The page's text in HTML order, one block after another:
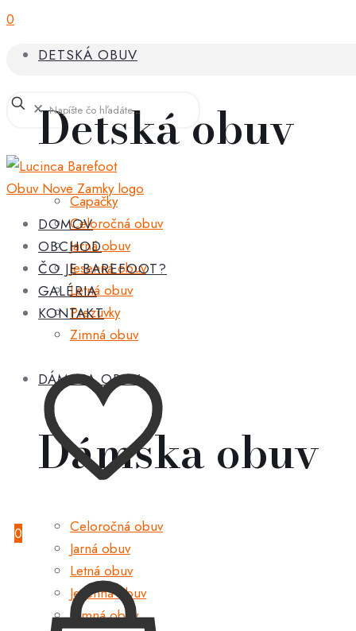
0
DETSKÁ OBUV
Detská obuv
Capačky
Celoročná obuv
Jarná obuv
Jesenná obuv
Letná obuv
Prezuvky
Zimná obuv
DÁMSKA OBUV
Dámska obuv
Celoročná obuv
Jarná obuv
Letná obuv
Jesenná obuv
Zimná obuv
✕
DOMOV
OBCHOD
ČO JE BAREFOOT?
GALÉRIA
KONTAKT
0